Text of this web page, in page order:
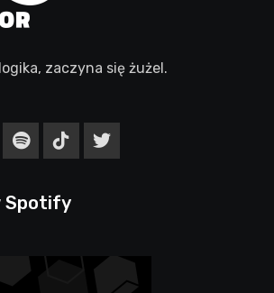
zaczyna się żużel.
Spotify